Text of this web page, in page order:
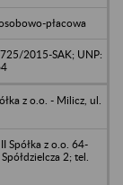
płacowa
2015-SAK; UNP:
z o.o. - Milicz, ul.
Spółka z o.o. 64-
2; tel.